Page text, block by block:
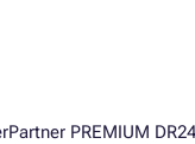
PREMIUM